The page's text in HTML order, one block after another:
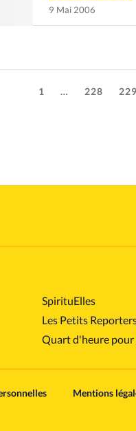
9 Mai 2006
1 … 228 229
SpirituElles
Les Petits
Quart d'heure pour
Mentions